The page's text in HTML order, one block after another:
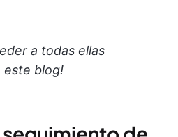
a todas ellas
este blog!